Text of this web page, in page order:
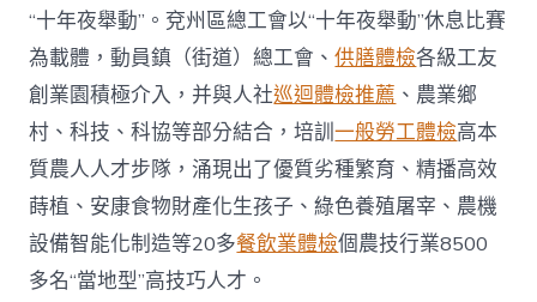
“十年夜舉動”。兗州區總工會以“十年夜舉動”休息比賽
為載體，動員鎮（街道）總工會、供膳體檢各級工友
創業園積極介入，并與人社巡迴體檢推薦 、農業鄉
村、科技、科協等部分結合，培訓一般勞工體檢高本
質農人人才步隊，涌現出了優質劣種繁育、精播高效
蒔植、安康食物財產化生孩子、綠色養殖屠宰、農機
設備智能化制造等20多餐飲業體檢個農技行業8500
多名“當地型”高技巧人才。